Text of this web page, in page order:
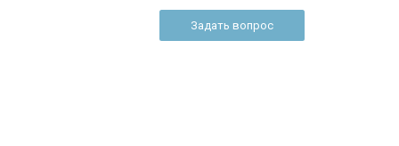
Задать вопрос